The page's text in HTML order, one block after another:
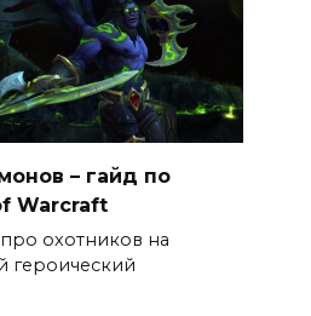
– гайд по
Warcraft
охотников на
героический